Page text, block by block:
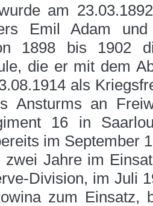
am
Emil Adam
1898 bis 1902
die er mit dem
als
Ansturms an
16 in
im September
zwei Jahre im
Division, im Juli
zum Einsatz,